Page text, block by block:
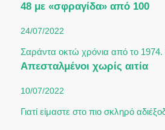
48 με «σφραγίδα» από 100
24/07/2022
Σαράντα οκτώ χρόνια από το
Απεσταλμένοι χωρίς αιτία
10/07/2022
Γιατί είμαστε στο πιο σκληρό